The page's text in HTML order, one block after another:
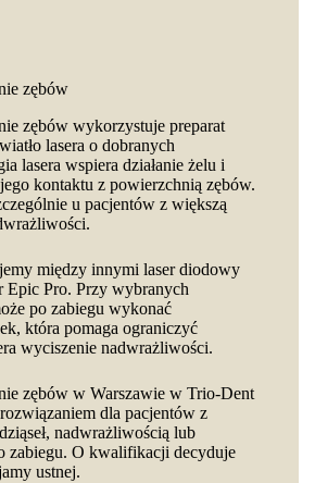
zębów
zębów wykorzystuje preparat
lasera o dobranych
lasera wspiera działanie żelu i
kontaktu z powierzchnią zębów.
u pacjentów z większą
między innymi laser diodowy
Epic Pro. Przy wybranych
po zabiegu wykonać
która pomaga ograniczyć
wyciszenie nadwrażliwości.
zębów w Warszawie w Trio-Dent
dla pacjentów z
nadwrażliwością lub
zabiegu. O kwalifikacji decyduje
ustnej.